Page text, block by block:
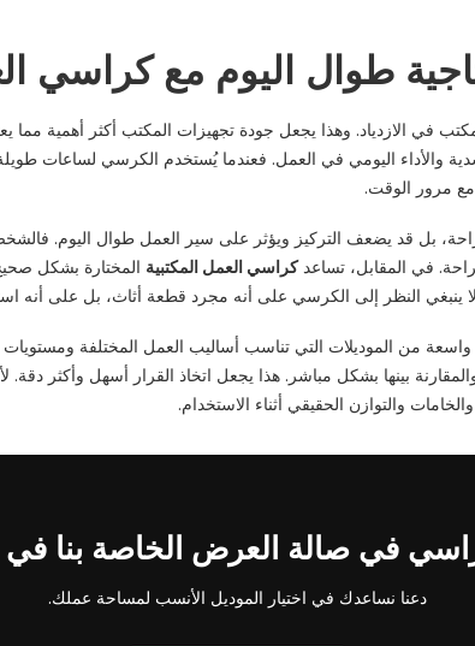
طوال اليوم مع كراسي
في الازدياد. وهذا يجعل جودة تجهيزات المكتب أكثر أهمية
والأداء اليومي في العمل. فعندما يُستخدم الكرسي لساعات
مع مرور الوقت.
بل قد يضعف التركيز ويؤثر على سير العمل طوال اليوم.
في المقابل، تساعدكراسي العمل المكتبية المختارة بشكل
ينبغي النظر إلى الكرسي على أنه مجرد قطعة أثاث، بل على أنه
من الموديلات التي تناسب أساليب العمل المختلفة ومستويات
بينها بشكل مباشر. هذا يجعل اتخاذ القرار أسهل وأكثر
والتوازن الحقيقي أثناء الاستخدام.
في صالة العرض الخاصة بنا
دعنا نساعدك في اختيار الموديل الأنسب لمساحة عملك.